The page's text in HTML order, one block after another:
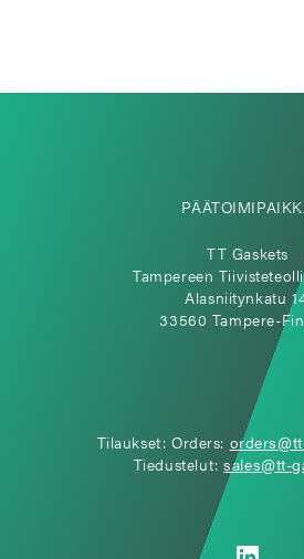
TT Gaskets
Tampereen
Alasniitynkatu
33560 Tampere-
Tilaukset: Orders:
Tiedustelut:sales@tt-